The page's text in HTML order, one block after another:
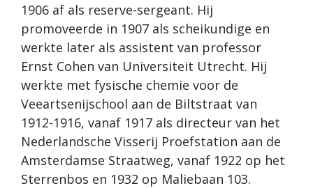
1906 af als reserve-sergeant. Hij
promoveerde in 1907 als scheikundige en
werkte later als assistent van professor
Ernst Cohen van Universiteit Utrecht. Hij
werkte met fysische chemie voor de
Veeartsenijschool aan de Biltstraat van
1912-1916, vanaf 1917 als directeur van het
Nederlandsche Visserij Proefstation aan de
Amsterdamse Straatweg, vanaf 1922 op het
Sterrenbos en 1932 op Maliebaan 103.